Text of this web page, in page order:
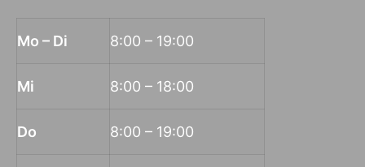
Mo – Di 8:00 – 19:00
Mi 8:00 – 18:00
Do 8:00 – 19:00